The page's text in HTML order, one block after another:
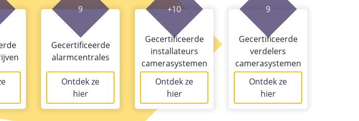
9
Gecertificeerde
alarmcentrales
Ontdek ze
hier
+10
Gecertificeerde
installateurs
camerasystemen
Ontdek ze
hier
9
Gecertificeerde
verdelers
camerasystemen
Ontdek ze
hier